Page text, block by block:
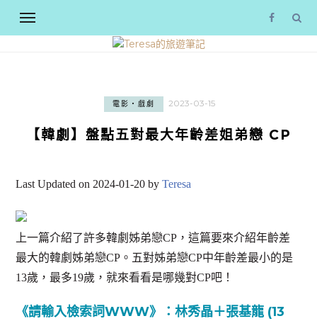
電影‧戲劇 2023-03-15
【韓劇】盤點五對最大年齡差姐弟戀 CP
Last Updated on 2024-01-20 byTeresa
上一篇介紹了許多韓劇姊弟戀CP，這篇要來介紹年齡差
最大的韓劇姊弟戀CP。五對姊弟戀CP中年齡差最小的是
13歲，最多19歲，就來看看是哪幾對CP吧！
《請輸入檢索詞WWW》：林秀晶＋張基龍 (13